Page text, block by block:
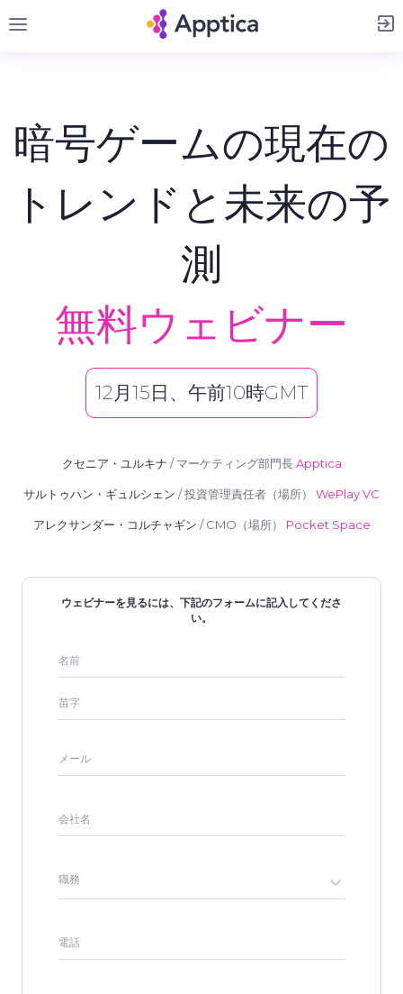
サインアップ
暗号ゲームの現在の
トレンドと未来の予
測
無料ウェビナー
12月15日、午前10時GMT
クセニア・ユルキナ /マーケティング部門長 Apptica
サルトゥハン・ギュルシェン /投資管理責任者（場所） WePlay VC
アレクサンダー・コルチャギン /CMO（場所） Pocket Space
ウェビナーを見るには、下記のフォームに記入してくださ
い。
名前
苗字
メール
会社名
職務
電話